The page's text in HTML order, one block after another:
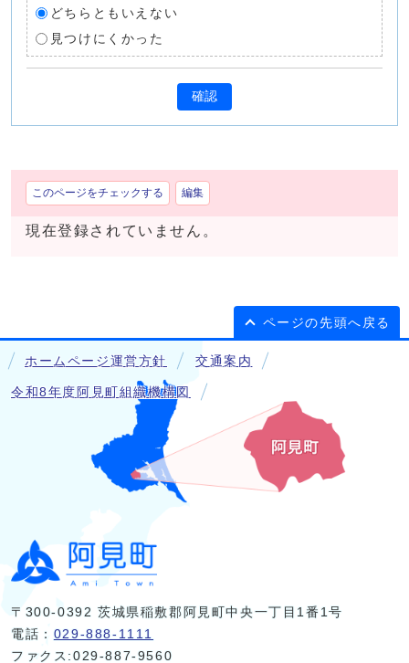
どちらともいえない
見つけにくかった
確認
このページをチェックする 編集
現在登録されていません。
ページの先頭へ戻る
ホームページ運営方針 交通案内
令和8年度阿見町組織機構図
〒300-0392 茨城県稲敷郡阿見町中央一丁目1番1号
電話： 029-888-1111
ファクス:029-887-9560